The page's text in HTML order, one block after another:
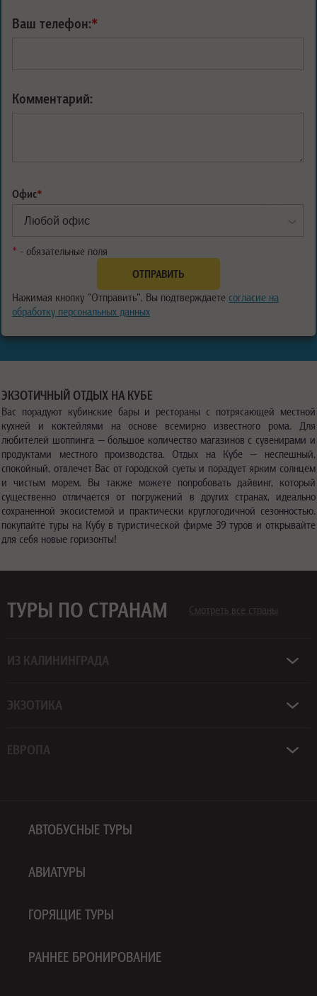
Ваш телефон:*
Комментарий:
Офис*
* - обязательные поля
Нажимая кнопку "Отправить", Вы подтверждаете согласие на
обработку персональных данных
ЭКЗОТИЧНЫЙ ОТДЫХ НА КУБЕ
Вас порадуют кубинские бары и рестораны с потрясающей местной
кухней и коктейлями на основе всемирно известного рома. Для
любителей шоппинга — большое количество магазинов с сувенирами и
продуктами местного производства. Отдых на Кубе — неспешный,
спокойный, отвлечет Вас от городской суеты и порадует ярким солнцем
и чистым морем. Вы также можете попробовать дайвинг, который
существенно отличается от погружений в других странах, идеально
сохраненной экосистемой и практически круглогодичной сезонностью.
покупайте туры на Кубу в туристической фирме 39 туров и открывайте
для себя новые горизонты!
ТУРЫ ПО СТРАНАМ Смотреть все страны
ИЗ КАЛИНИНГРАДА
ЭКЗОТИКА
ЕВРОПА
АВТОБУСНЫЕ ТУРЫ
АВИАТУРЫ
ГОРЯЩИЕ ТУРЫ
РАННЕЕ БРОНИРОВАНИЕ